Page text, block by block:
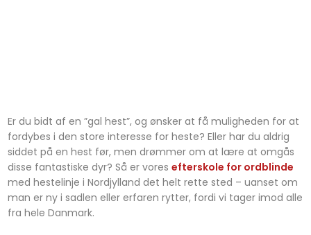
Er du bidt af en ”gal hest”, og ønsker at få muligheden for at
fordybes i den store interesse for heste? Eller har du aldrig
siddet på en hest før, men drømmer om at lære at omgås
disse fantastiske dyr? Så er vores efterskole for ordblinde
med hestelinje i Nordjylland det helt rette sted – uanset om
man er ny i sadlen eller erfaren rytter, fordi vi tager imod alle
fra hele Danmark.